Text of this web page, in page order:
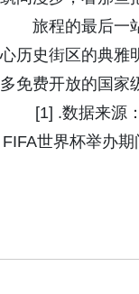
旅程的最后一
心历史街区的典雅
多免费开放的国家
[1] .数据来源
FIFA世界杯举办期